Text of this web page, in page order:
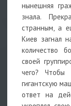
нынешняя
знала.
странным, а
Киев загнал
количество
своей
чего?
гигантскую
ответ на